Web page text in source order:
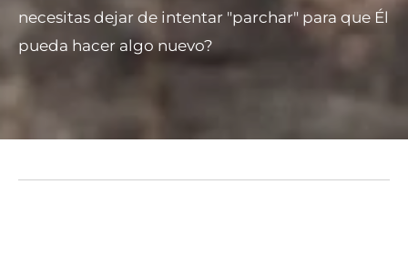
necesitas dejar de intentar "parchar" para que Él
pueda hacer algo nuevo?